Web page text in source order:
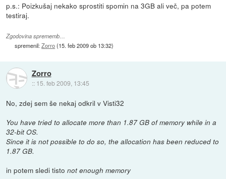
p.s.: Poizkušaj nekako sprostiti spomin na 3GB ali več, pa potem
testiraj.
Zgodovina sprememb…
spremenil:Zorro(15. feb 2009 ob 13:32)
Zorro
:: 15. feb 2009, 13:45
No, zdej sem še nekaj odkril v Visti32
You have tried to allocate more than 1.87 GB of memory while in a
32-bit OS.
Since it is not possible to do so, the allocation has been reduced to
1.87 GB.
in potem sledi tistonot enough memory